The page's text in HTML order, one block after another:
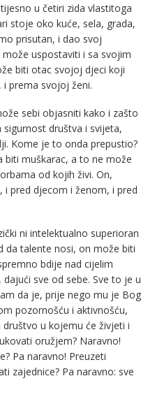
u četiri zida vlastitoga
stoje oko kuće, sela, grada,
prisutan, i dao svoj
uspostaviti i sa svojim
biti otac svojoj djeci koji
prema svojoj ženi.
sebi objasniti kako i zašto
društva i svijeta,
Kome je to onda prepustio?
biti muškarac, a to ne može
od kojih živi. On,
pred djecom i ženom, i pred
ni intelektualno superioran
da talente nosi, on može biti
bdije nad cijelim
sve od sebe. Sve to je u
da je, prije nego mu je Bog
pozornošću i aktivnošću,
u kojemu će živjeti i
oružjem? Naravno!
Pa naravno! Preuzeti
zajednice? Pa naravno: sve